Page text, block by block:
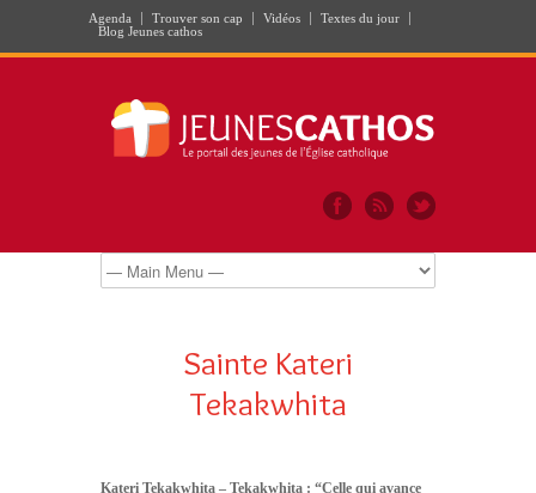
Agenda Trouver son cap Vidéos
Textes du jour
Blog Jeunes cathos
Sainte Kateri
Tekakwhita
Kateri Tekakwhita – Tekakwhita : “Celle qui avance